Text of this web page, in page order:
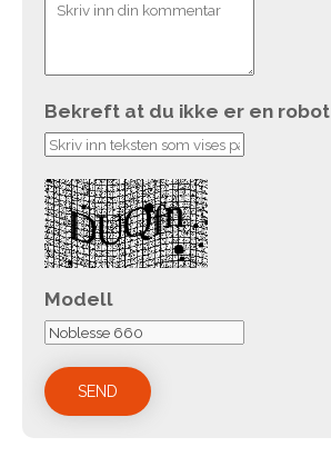
Bekreft at du ikke er en robot
Modell